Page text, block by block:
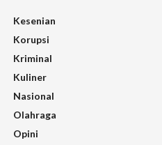
Kesenian
Korupsi
Kriminal
Kuliner
Nasional
Olahraga
Opini